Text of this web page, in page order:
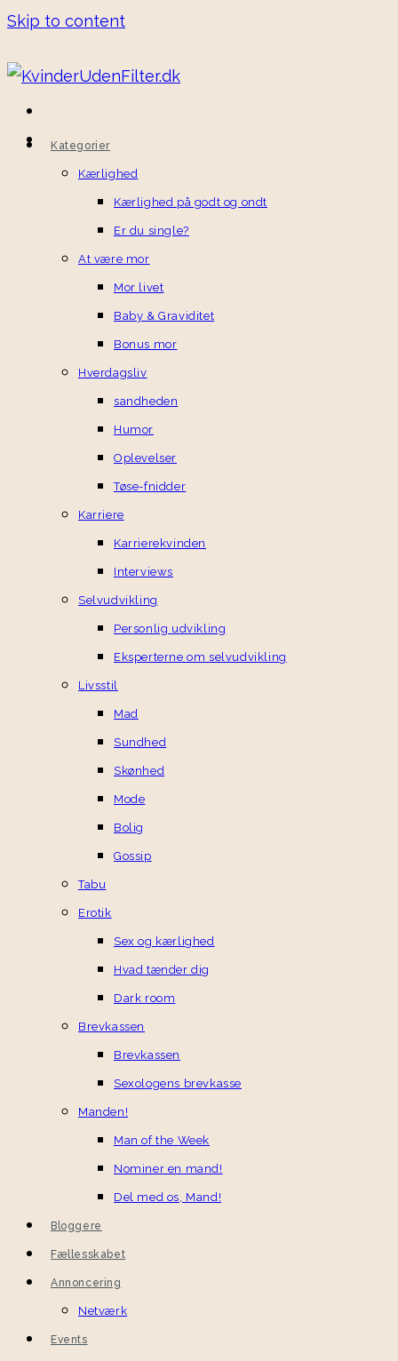
Skip to content
Kategorier
Kærlighed
Kærlighed på godt og ondt
Er du single?
At være mor
Mor livet
Baby & Graviditet
Bonus mor
Hverdagsliv
sandheden
Humor
Oplevelser
Tøse-fnidder
Karriere
Karrierekvinden
Interviews
Selvudvikling
Personlig udvikling
Eksperterne om selvudvikling
Livsstil
Mad
Sundhed
Skønhed
Mode
Bolig
Gossip
Tabu
Erotik
Sex og kærlighed
Hvad tænder dig
Dark room
Brevkassen
Brevkassen
Sexologens brevkasse
Manden!
Man of the Week
Nominer en mand!
Del med os, Mand!
Bloggere
Fællesskabet
Annoncering
Netværk
Events